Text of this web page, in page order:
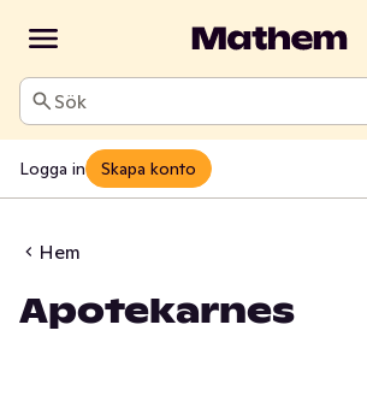
Sök
Logga in Skapa konto
Hem
Apotekarnes